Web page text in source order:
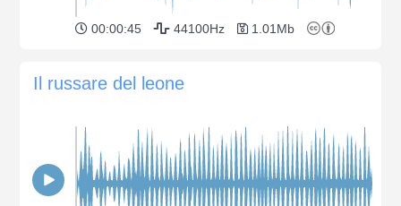
00:00:45 44100Hz 1.01Mb
Il russare del leone